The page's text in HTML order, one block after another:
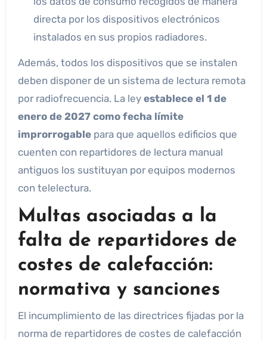
directa por los dispositivos electrónicos
instalados en sus propios radiadores.
Además, todos los dispositivos que se instalen
deben disponer de un sistema de lectura remota
por radiofrecuencia. La ley establece el 1 de
enero de 2027 como fecha límite
improrrogable para que aquellos edificios que
cuenten con repartidores de lectura manual
antiguos los sustituyan por equipos modernos
con telelectura.
Multas asociadas a la
falta de repartidores de
costes de calefacción:
normativa y sanciones
El incumplimiento de las directrices fijadas por la
norma de repartidores de costes de calefacción